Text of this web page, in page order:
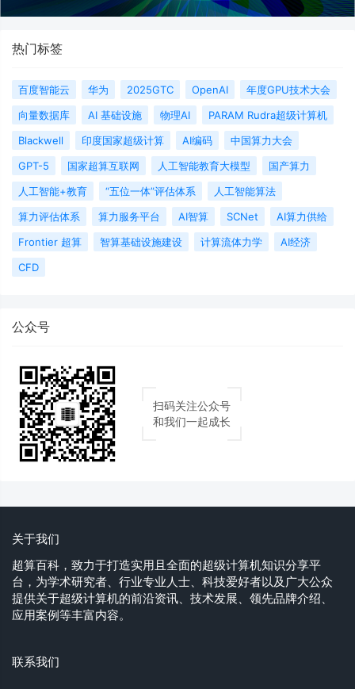
热门标签
百度智能云 华为 2025GTC OpenAI
年度GPU技术大会
向量数据库
AI 基础设施 物理AI
PARAM Rudra超级计算机
Blackwell
印度国家超级计算 AI编码
中国算力大会
GPT-5
国家超算互联网 人工智能教育大模型
国产算力
人工智能+教育
“五位一体”评估体系
人工智能算法
算力评估体系
算力服务平台 AI智算 SCNet
AI算力供给
Frontier 超算
智算基础设施建设 计算流体力学
AI经济
CFD
公众号
扫码关注公众号
和我们一起成长
关于我们
超算百科，致力于打造实用且全面的超级计算机知识分享平
台，为学术研究者、行业专业人士、科技爱好者以及广大公众
提供关于超级计算机的前沿资讯、技术发展、领先品牌介绍、
应用案例等丰富内容。
联系我们